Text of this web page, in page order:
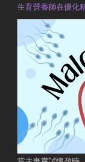
生育營養師在優化